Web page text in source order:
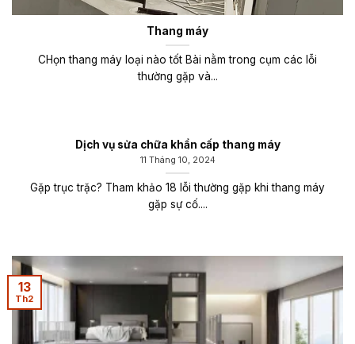
Thang máy
CHọn thang máy loại nào tốt Bài nằm trong cụm các lỗi
thường gặp và...
Dịch vụ sửa chữa khẩn cấp thang máy
11 Tháng 10, 2024
Gặp trục trặc? Tham khảo 18 lỗi thường gặp khi thang máy
gặp sự cố....
13
Th2